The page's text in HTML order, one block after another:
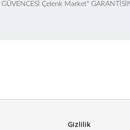
GÜVENCESİ Çelenk Market"
Gizlilik